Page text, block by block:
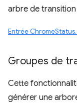
arbre de transition
Entrée
Groupes de
Cette
générer une